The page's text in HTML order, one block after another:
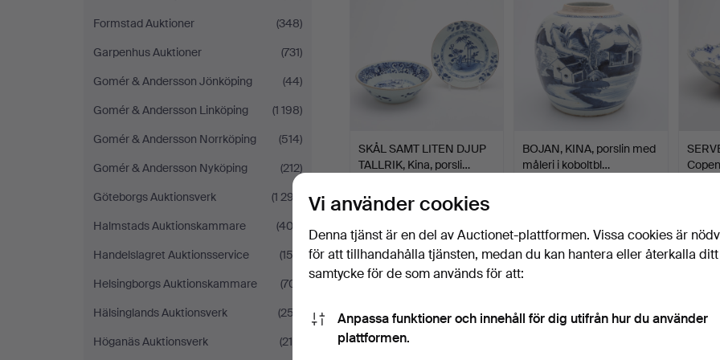
Formstad Auktioner
(348)
Garpenhus Auktioner
(731)
Gomér & Andersson Jönköping
(44)
Gomér & Andersson Linköping
(1 198)
Gomér & Andersson Norrköping
(514)
Gomér & Andersson Nyköping
(212)
Göteborgs Auktionsverk
(1 297)
Halmstads Auktionskammare
(403)
Handelslagret Auktionsservice
(153)
Helsingborgs Auktionskammare
(701)
Hälsinglands Auktionsverk
(257)
Höganäs Auktionsverk
(215)
SKÅL SAMT LITEN DJUP
TALLRIK, Kina, porsli…
3 bud
BOJAN, KINA, porslin med
måleri i koboltbl…
Vi använder cookies
Denna tjänst är en del av Auctionet-plattformen. Vissa cookies är
för att tillhandahålla tjänsten, medan du kan hantera eller återkalla ditt
samtycke för de som används för att:
Anpassa funktioner och innehåll för dig utifrån hur du använder
plattformen.